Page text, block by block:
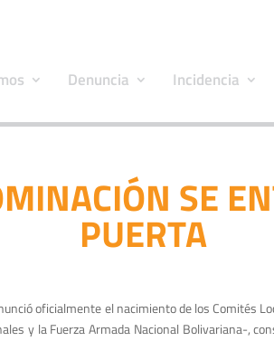
Denuncia Incidencia
SE
PUERTA
oficialmente el nacimiento de los Comités
y la Fuerza Armada Nacional Bolivariana-,